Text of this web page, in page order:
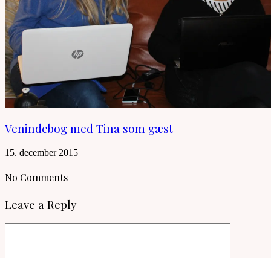
Venindebog med Tina som gæst
15. december 2015
No Comments
Leave a Reply